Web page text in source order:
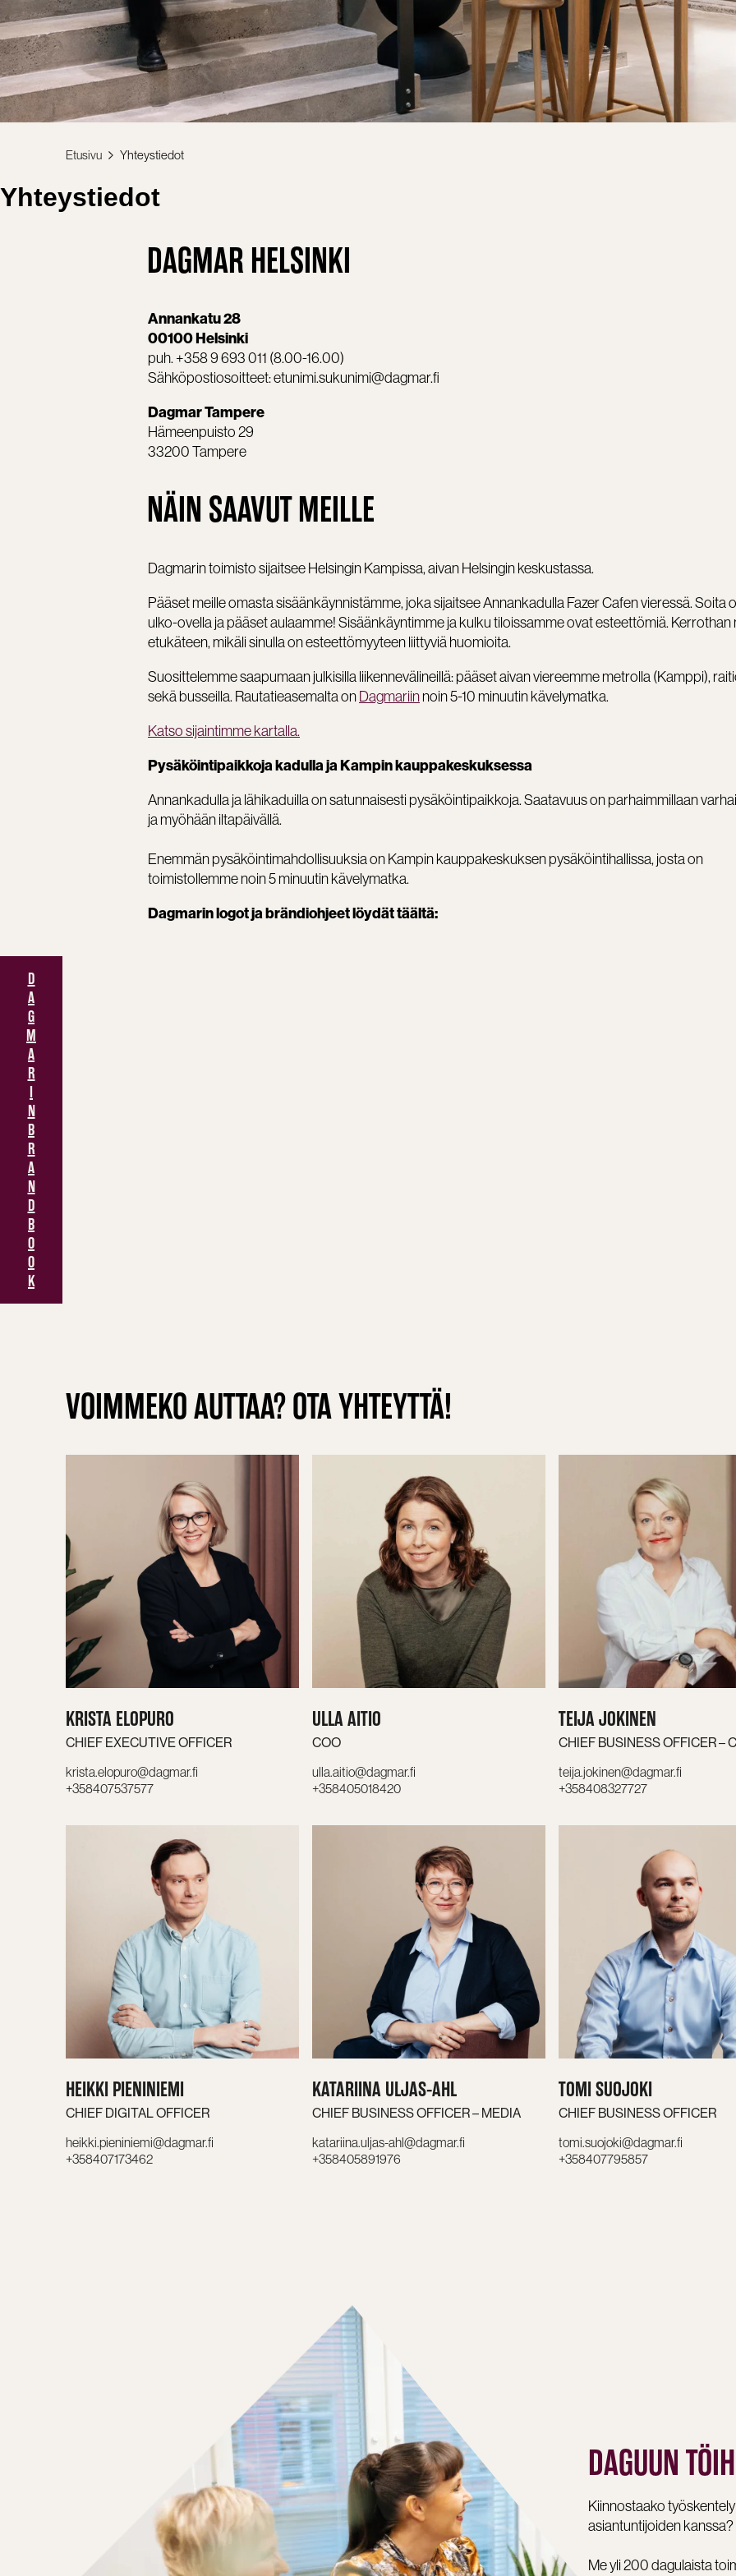
Yhteystiedot
Etusivu Yhteystiedot
DAGMAR HELSINKI
Annankatu 28
00100 Helsinki
puh. +358 9 693 011 (8.00-16.00)
Sähköpostiosoitteet: etunimi.sukunimi@dagmar.fi
Dagmar Tampere
Hämeenpuisto 29
33200 Tampere
NÄIN SAAVUT MEILLE
Dagmarin toimisto sijaitsee Helsingin Kampissa, aivan Helsingin keskustassa.
Pääset meille omasta sisäänkäynnistämme, joka sijaitsee Annankadulla Fazer Cafen vieressä. Soita
ulko-ovella ja pääset aulaamme! Sisäänkäyntimme ja kulku tiloissamme ovat esteettömiä. Kerrothan
etukäteen, mikäli sinulla on esteettömyyteen liittyviä huomioita.
Suosittelemme saapumaan julkisilla liikennevälineillä: pääset aivan viereemme metrolla (Kamppi),
sekä busseilla. Rautatieasemalta onDagmariinnoin 5-10 minuutin kävelymatka.
Katso sijaintimme kartalla.
Pysäköintipaikkoja kadulla ja Kampin kauppakeskuksessa
Annankadulla ja lähikaduilla on satunnaisesti pysäköintipaikkoja. Saatavuus on parhaimmillaan
ja myöhään iltapäivällä.
Enemmän pysäköintimahdollisuuksia on Kampin kauppakeskuksen pysäköintihallissa, josta on
toimistollemme noin 5 minuutin kävelymatka.
Dagmarin logot ja brändiohjeet löydät täältä:
D
A
G
M
A
R
I
N
B
R
A
N
D
B
O
O
K
VOIMMEKO AUTTAA? OTA YHTEYTTÄ!
KRISTA ELOPURO
CHIEF EXECUTIVE OFFICER
krista.elopuro@dagmar.fi
+358407537577
ULLA AITIO
COO
ulla.aitio@dagmar.fi
+358405018420
TEIJA JOKINEN
CHIEF BUSINESS OFFICER –
teija.jokinen@dagmar.fi
+358408327727
HEIKKI PIENINIEMI
CHIEF DIGITAL OFFICER
heikki.pieniniemi@dagmar.fi
+358407173462
KATARIINA ULJAS-AHL
CHIEF BUSINESS OFFICER – MEDIA
katariina.uljas-ahl@dagmar.fi
+358405891976
TOMI SUOJOKI
CHIEF BUSINESS OFFICER
tomi.suojoki@dagmar.fi
+358407795857
DAGUUN
Kiinnostaako
asiantuntijoiden kanssa?
Me yli 200 dagulaista